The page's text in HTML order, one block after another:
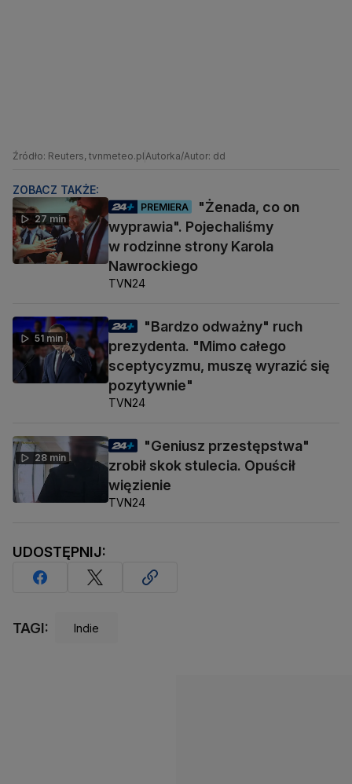
Źródło: Reuters, tvnmeteo.plAutorka/Autor: dd
ZOBACZ TAKŻE:
27 min
PREMIERA
"Żenada, co on
wyprawia". Pojechaliśmy
w rodzinne strony Karola
Nawrockiego
TVN24
51 min
"Bardzo odważny" ruch
prezydenta. "Mimo całego
sceptycyzmu, muszę wyrazić się
pozytywnie"
TVN24
28 min
"Geniusz przestępstwa"
zrobił skok stulecia. Opuścił
więzienie
TVN24
UDOSTĘPNIJ:
TAGI: Indie